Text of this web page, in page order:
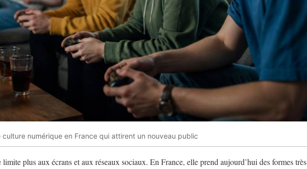
culture numérique en France qui attirent un nouveau public
plus aux écrans et aux réseaux sociaux. En France, elle prend aujourd’hui des formes très